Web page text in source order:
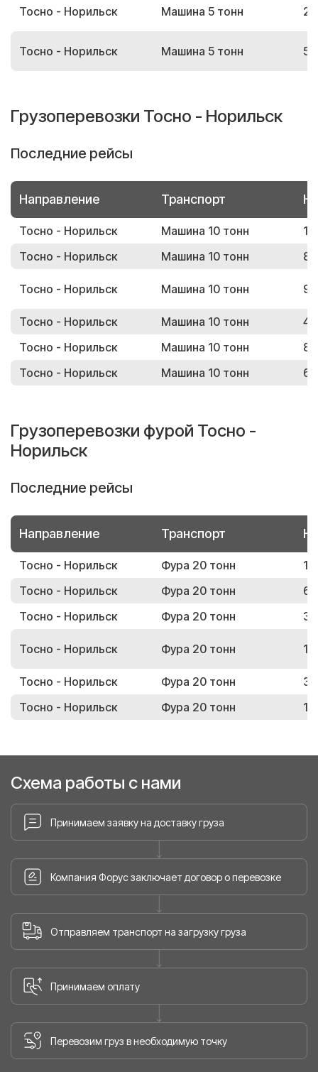
Тосно - Норильск Машина 5 тонн
Тосно - Норильск Машина 5 тонн
Грузоперевозки Тосно - Норильск
Последние рейсы
Направление Транспорт
Тосно - Норильск Машина 10 тонн
Тосно - Норильск
Машина 10 тонн
Тосно - Норильск Машина 10 тонн
Тосно - Норильск Машина 10 тонн
Тосно - Норильск
Машина 10 тонн
Тосно - Норильск
Машина 10 тонн
Грузоперевозки фурой Тосно -
Норильск
Последние рейсы
Направление Транспорт
Тосно - Норильск Фура 20 тонн
Тосно - Норильск
Фура 20 тонн
Тосно - Норильск
Фура 20 тонн
Тосно - Норильск Фура 20 тонн
Тосно - Норильск Фура 20 тонн
Тосно - Норильск
Фура 20 тонн
Схема работы с нами
Принимаем заявку на доставку груза
Компания Форус заключает договор о перевозке
Отправляем транспорт на загрузку груза
Принимаем оплату
Перевозим груз в необходимую точку